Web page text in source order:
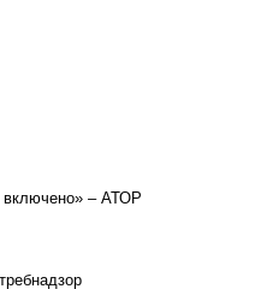
включено» – АТОР